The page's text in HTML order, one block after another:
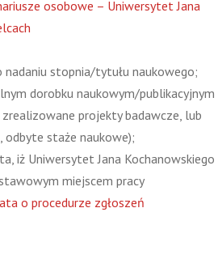
osobowe – Uniwersytet Jana
nadaniu stopnia/tytułu naukowego;
dorobku naukowym/publikacyjnym
projekty badawcze, lub
staże naukowe);
iż Uniwersytet Jana Kochanowskiego
miejscem pracy
o procedurze zgłoszeń